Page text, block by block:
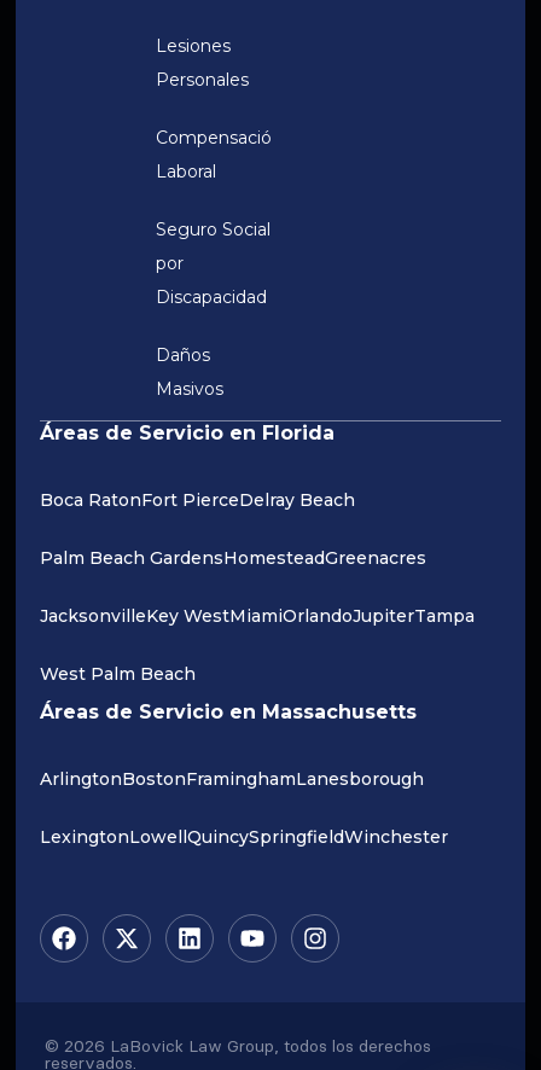
Lesiones
Personales
Compensación
Laboral
Seguro Social
por
Discapacidad
Daños
Masivos
Áreas de Servicio en Florida
Boca RatonFort PierceDelray Beach
Palm Beach GardensHomesteadGreenacres
JacksonvilleKey WestMiamiOrlandoJupiterTampa
West Palm Beach
Áreas de Servicio en Massachusetts
ArlingtonBostonFraminghamLanesborough
LexingtonLowellQuincySpringfieldWinchester
© 2026 LaBovick Law Group, todos los derechos
reservados.